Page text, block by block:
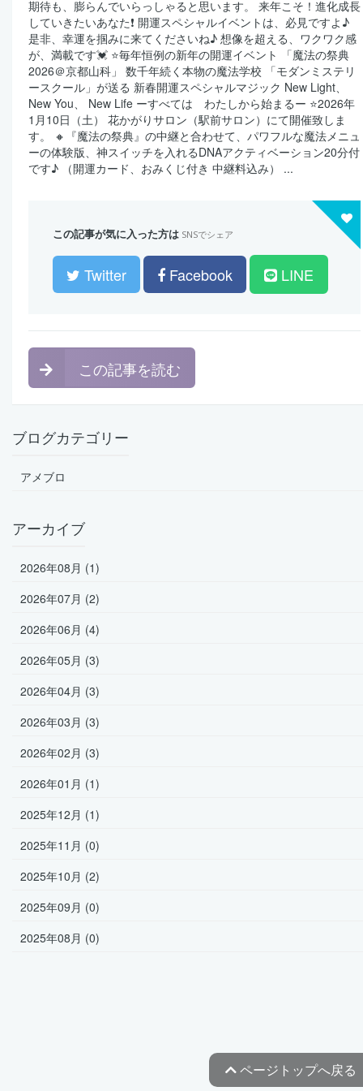
期待も、膨らんでいらっしゃると思います。 来年こそ！進化成長
していきたいあなた❗️ 開運スペシャルイベントは、必見ですよ♪
是非、幸運を掴みに来てくださいね♪ 想像を超える、ワクワク感
が、満載です💓 ⭐️毎年恒例の新年の開運イベント 「魔法の祭典
2026＠京都山科」 数千年続く本物の魔法学校 「モダンミステリ
ースクール」が送る 新春開運スペシャルマジック New Light、
New You、 New Life ーすべては わたしから始まるー ⭐️2026年
1月10日（土） 花かがりサロン（駅前サロン）にて開催致しま
す。 🔸『魔法の祭典』の中継と合わせて、パワフルな魔法メニュ
ーの体験版、神スイッチを入れるDNAアクティベーション20分付
です♪ （開運カード、おみくじ付き 中継料込み） ...
この記事が気に入った方は SNSでシェア
Twitter Facebook LINE
この記事を読む
ブログカテゴリー
アメブロ
アーカイブ
2026年08月 (1)
2026年07月 (2)
2026年06月 (4)
2026年05月 (3)
2026年04月 (3)
2026年03月 (3)
2026年02月 (3)
2026年01月 (1)
2025年12月 (1)
2025年11月 (0)
2025年10月 (2)
2025年09月 (0)
2025年08月 (0)
ページトップへ戻る